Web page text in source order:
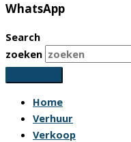
WhatsApp
Search
zoeken
Home
Verhuur
Verkoop